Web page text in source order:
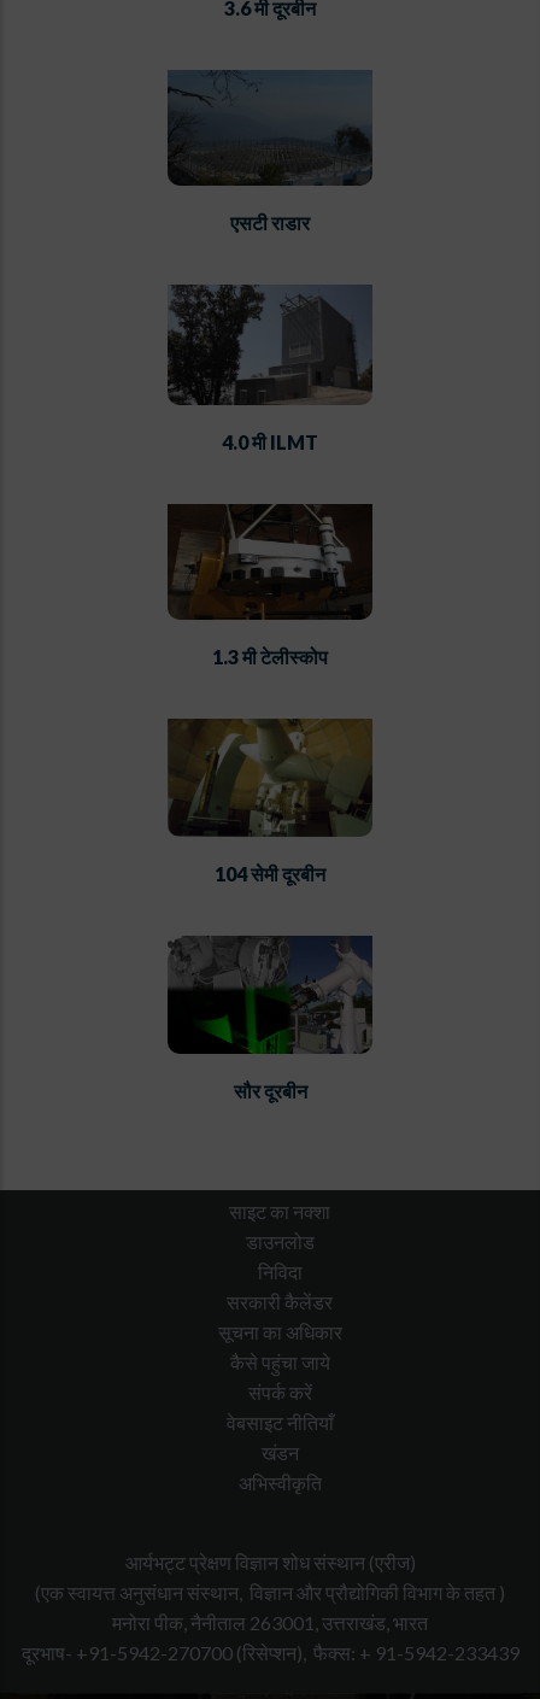
3.6 मी दूरबीन
एसटी राडार
4.0 मी ILMT
1.3 मी टेलीस्कोप
104 सेमी दूरबीन
सौर दूरबीन
साइट का नक्शा
डाउनलोड
निविदा
सरकारी कैलेंडर
सूचना का अधिकार
कैसे पहुंचा जाये
संपर्क करें
वेबसाइट नीतियाँ
खंडन
अभिस्वीकृति
आर्यभट्ट प्रेक्षण विज्ञान शोध संस्थान (एरीज)
(एक स्वायत्त अनुसंधान संस्थान, विज्ञान और प्रौद्योगिकी विभाग के तहत )
मनोरा पीक, नैनीताल 263001, उत्तराखंड, भारत
दूरभाष- +91-5942-270700 (रिसेप्शन), फैक्स: + 91-5942-233439